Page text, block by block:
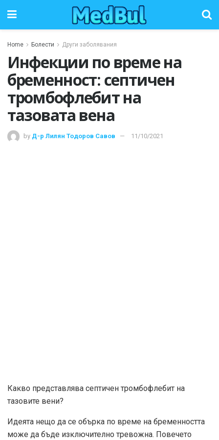
Home Болести Други заболявания
Инфекции по време на
бременност: септичен
тромбофлебит на
тазовата вена
by Д-р Лилян Тодоров Савов 11/10/2021
Какво представлява септичен тромбофлебит на
тазовите вени?
Идеята нещо да се обърка по време на бременността
може да бъде изключително тревожна. Повечето